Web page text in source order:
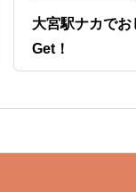
大宮駅ナカで
Get！